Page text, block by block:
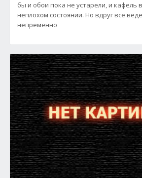
бы и обои пока не устарели, и кафель
неплохом состоянии. Но вдруг все
непременно